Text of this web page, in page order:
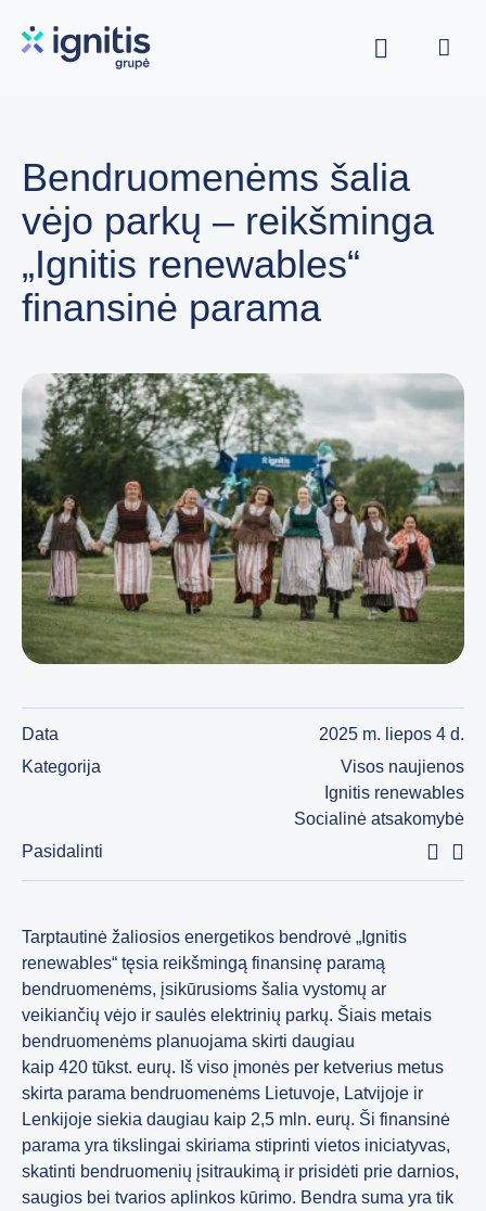
Bendruomenėms šalia
vėjo parkų – reikšminga
„Ignitis renewables“
finansinė parama
Data
2025 m. liepos 4 d.
Kategorija
Visos naujienos
Ignitis renewables
Socialinė atsakomybė
Pasidalinti
Tarptautinė žaliosios energetikos bendrovė „Ignitis
renewables“ tęsia reikšmingą finansinę paramą
bendruomenėms, įsikūrusioms šalia vystomų ar
veikiančių vėjo ir saulės elektrinių parkų. Šiais metais
bendruomenėms planuojama skirti daugiau
kaip 420 tūkst. eurų. Iš viso įmonės per ketverius metus
skirta parama bendruomenėms Lietuvoje, Latvijoje ir
Lenkijoje siekia daugiau kaip 2,5 mln. eurų. Ši finansinė
parama yra tikslingai skiriama stiprinti vietos iniciatyvas,
skatinti bendruomenių įsitraukimą ir prisidėti prie darnios,
saugios bei tvarios aplinkos kūrimo. Bendra suma yra tik